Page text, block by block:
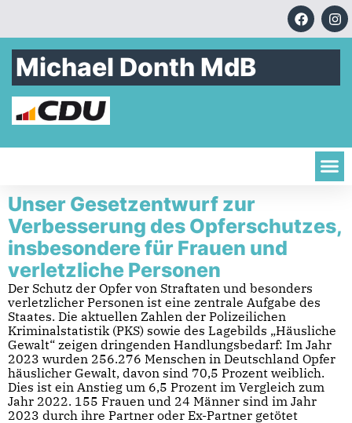
Michael Donth MdB
Unser Gesetzentwurf zur
Verbesserung des Opferschutzes,
insbesondere für Frauen und
verletzliche Personen
Der Schutz der Opfer von Straftaten und besonders
verletzlicher Personen ist eine zentrale Aufgabe des
Staates. Die aktuellen Zahlen der Polizeilichen
Kriminalstatistik (PKS) sowie des Lagebilds „Häusliche
Gewalt“ zeigen dringenden Handlungsbedarf: Im Jahr
2023 wurden 256.276 Menschen in Deutschland Opfer
häuslicher Gewalt, davon sind 70,5 Prozent weiblich.
Dies ist ein Anstieg um 6,5 Prozent im Vergleich zum
Jahr 2022. 155 Frauen und 24 Männer sind im Jahr
2023 durch ihre Partner oder Ex-Partner getötet